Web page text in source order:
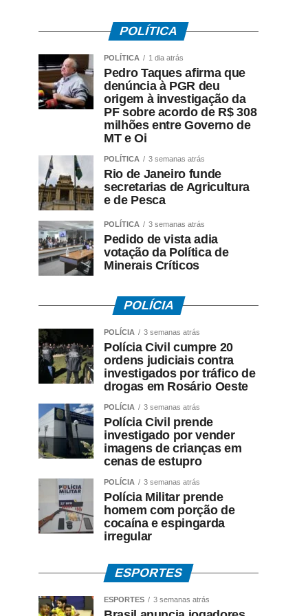
POLÍTICA
POLÍTICA 1 dia atrás
Pedro Taques afirma que
denúncia à PGR deu
origem à investigação da
PF sobre acordo de R$ 308
milhões entre Governo de
MT e Oi
POLÍTICA 3 semanas atrás
Rio de Janeiro funde
secretarias de Agricultura
e de Pesca
POLÍTICA 3 semanas atrás
Pedido de vista adia
votação da Política de
Minerais Críticos
POLÍCIA
POLÍCIA 3 semanas atrás
Polícia Civil cumpre 20
ordens judiciais contra
investigados por tráfico de
drogas em Rosário Oeste
POLÍCIA 3 semanas atrás
Polícia Civil prende
investigado por vender
imagens de crianças em
cenas de estupro
POLÍCIA 3 semanas atrás
Polícia Militar prende
homem com porção de
cocaína e espingarda
irregular
ESPORTES
ESPORTES 3 semanas atrás